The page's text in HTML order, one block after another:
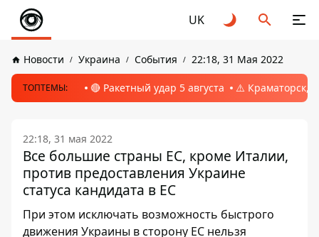
UK
Новости Украина События 22:18, 31 Мая 2022
ТОПТЕМЫ: 🔴 Ракетный удар 5 августа ⚠️ Краматорск,
22:18, 31 мая 2022
Все большие страны ЕС, кроме Италии,
против предоставления Украине
статуса кандидата в ЕС
При этом исключать возможность быстрого
движения Украины в сторону ЕС нельзя